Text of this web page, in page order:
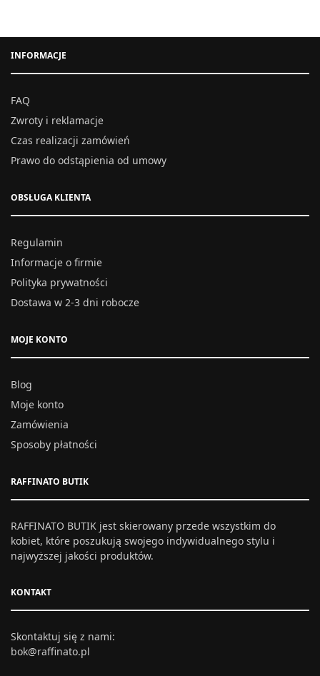
INFORMACJE
FAQ
Zwroty i reklamacje
Czas realizacji zamówień
Prawo do odstąpienia od umowy
OBSŁUGA KLIENTA
Regulamin
Informacje o firmie
Polityka prywatności
Dostawa w 2-3 dni robocze
MOJE KONTO
Blog
Moje konto
Zamówienia
Sposoby płatności
RAFFINATO BUTIK
RAFFINATO BUTIK jest skierowany przede wszystkim do
kobiet, które poszukują swojego indywidualnego stylu i
najwyższej jakości produktów.
KONTAKT
Skontaktuj się z nami:
bok@raffinato.pl